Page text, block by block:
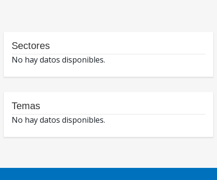
Sectores
No hay datos disponibles.
Temas
No hay datos disponibles.